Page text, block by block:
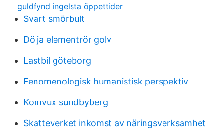
guldfynd ingelsta öppettider
Svart smörbult
Dölja elementrör golv
Lastbil göteborg
Fenomenologisk humanistisk perspektiv
Komvux sundbyberg
Skatteverket inkomst av näringsverksamhet